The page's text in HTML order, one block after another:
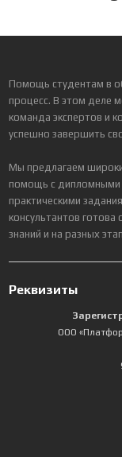
Помощь студентам в
процесс. В этом деле
команда экспертов и
успешно завершить
Мы предлагаем
помощь с дипломными
практическими
консультантов
знаний и на разных
Реквизиты
ООО